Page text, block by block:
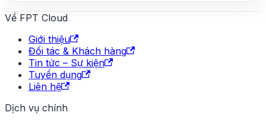
Về FPT Cloud
Giới thiệu
Đối tác & Khách hàng
Tin tức – Sự kiện
Tuyển dụng
Liên hệ
Dịch vụ chính